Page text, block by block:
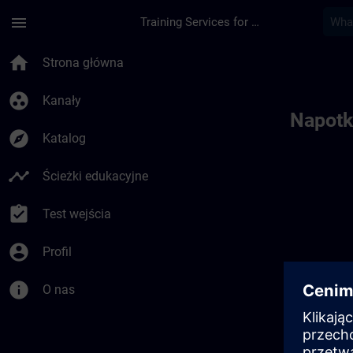
menu Training Services for Digital Industries
home Strona główna
group_work Kanały
explore Katalog
timeline Ścieżki edukacyjne
assignment_turned_in Test wejścia
account_circle Profil
info O nas